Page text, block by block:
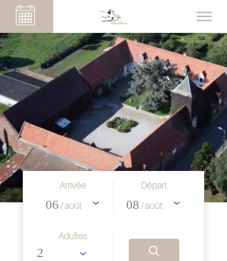
Arrivée
06/ août
Départ
08/ août
Adultes